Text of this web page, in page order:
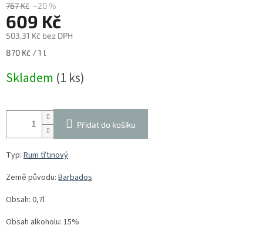
767 Kč –20 %
609 Kč
503,31 Kč bez DPH
Měrná
870 Kč / 1 l
Skladem (1 ks)
Přidat do košíku
Typ: Rum třtinový
Země původu: Barbados
Obsah: 0,7l
Obsah alkoholu: 15%